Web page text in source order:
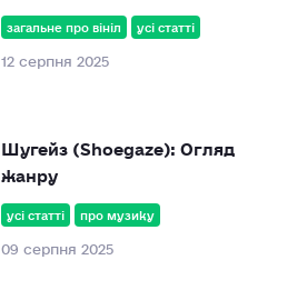
загальне про вініл усі статті
12 серпня 2025
усі статті про музику
09 серпня 2025
Шугейз (Shoegaze): Огляд
жанру